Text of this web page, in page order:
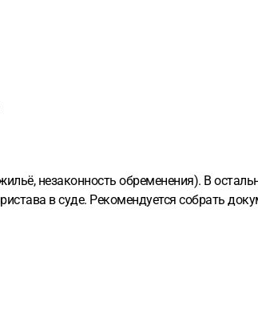
незаконность обременения). В
в суде. Рекомендуется собрать